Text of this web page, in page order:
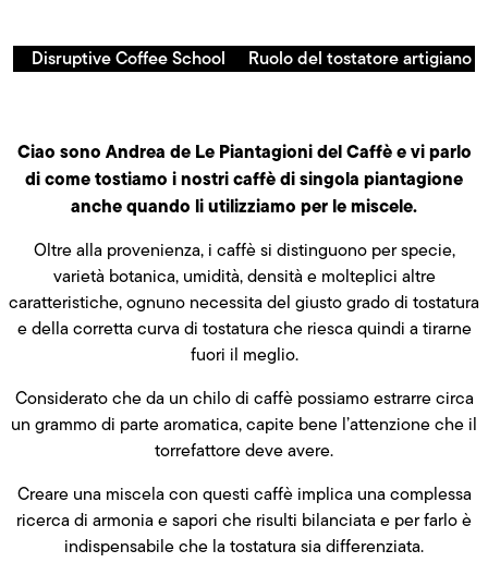
Disruptive Coffee School Ruolo del tostatore artigiano
Ciao sono Andrea de Le Piantagioni del Caffè e vi parlo
di come tostiamo i nostri caffè di singola piantagione
anche quando li utilizziamo per le miscele.
Oltre alla provenienza, i caffè si distinguono per specie,
varietà botanica, umidità, densità e molteplici altre
caratteristiche, ognuno necessita del giusto grado di tostatura
e della corretta curva di tostatura che riesca quindi a tirarne
fuori il meglio.
Considerato che da un chilo di caffè possiamo estrarre circa
un grammo di parte aromatica, capite bene l’attenzione che il
torrefattore deve avere.
Creare una miscela con questi caffè implica una complessa
ricerca di armonia e sapori che risulti bilanciata e per farlo è
indispensabile che la tostatura sia differenziata.